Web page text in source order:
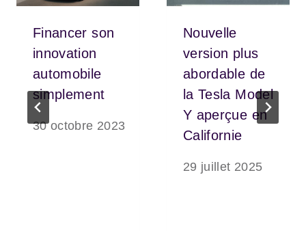
Financer son
innovation
automobile
simplement
30 octobre 2023
Nouvelle
version plus
abordable de
la Tesla Model
Y aperçue en
Californie
29 juillet 2025